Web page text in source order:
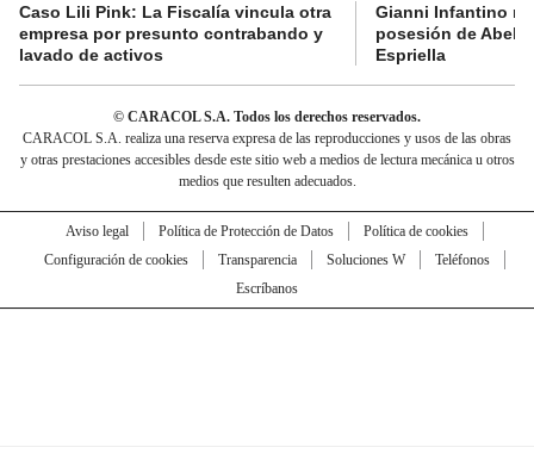
Caso Lili Pink: La Fiscalía vincula otra
empresa por presunto contrabando y
lavado de activos
Gianni Infantino
posesión de
Espriella
© CARACOL S.A. Todos los derechos reservados.
CARACOL S.A. realiza una reserva expresa de las reproducciones y usos de las obras
y otras prestaciones accesibles desde este sitio web a medios de lectura mecánica u otros
medios que resulten adecuados.
Aviso legal Política de Protección de Datos
Política de cookies
Configuración de cookies
Transparencia Soluciones W
Teléfonos
Escríbanos